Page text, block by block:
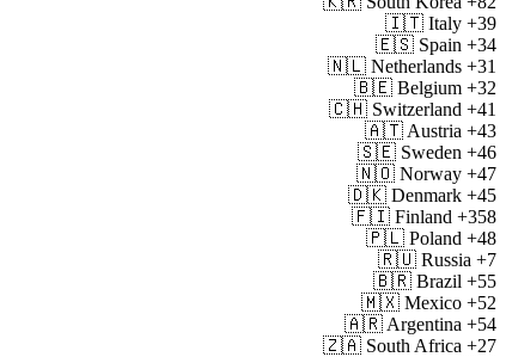
🇮🇹 Italy +39
🇪🇸 Spain +34
🇳🇱 Netherlands +31
🇧🇪 Belgium +32
🇨🇭 Switzerland +41
🇦🇹 Austria +43
🇸🇪 Sweden +46
🇳🇴 Norway +47
🇩🇰 Denmark +45
🇫🇮 Finland +358
🇵🇱 Poland +48
🇷🇺 Russia +7
🇧🇷 Brazil +55
🇲🇽 Mexico +52
🇦🇷 Argentina +54
🇿🇦 South Africa +27